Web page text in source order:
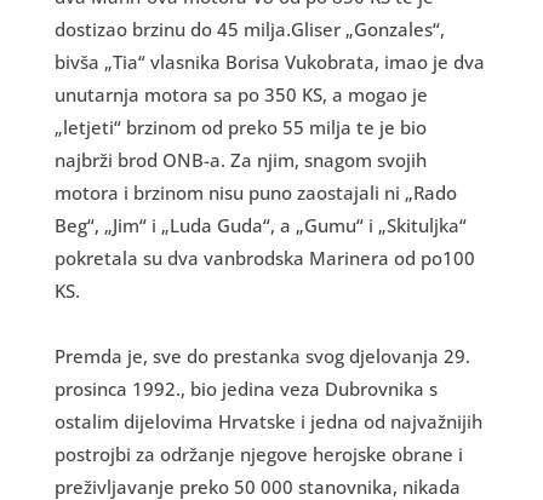
dostizao brzinu do 45 milja.Gliser „Gonzales“,
bivša „Tia“ vlasnika Borisa Vukobrata, imao je dva
unutarnja motora sa po 350 KS, a mogao je
„letjeti“ brzinom od preko 55 milja te je bio
najbrži brod ONB-a. Za njim, snagom svojih
motora i brzinom nisu puno zaostajali ni „Rado
Beg“, „Jim“ i „Luda Guda“, a „Gumu“ i „Skituljka“
pokretala su dva vanbrodska Marinera od po100
KS.
Premda je, sve do prestanka svog djelovanja 29.
prosinca 1992., bio jedina veza Dubrovnika s
ostalim dijelovima Hrvatske i jedna od najvažnijih
postrojbi za održanje njegove herojske obrane i
preživljavanje preko 50 000 stanovnika, nikada